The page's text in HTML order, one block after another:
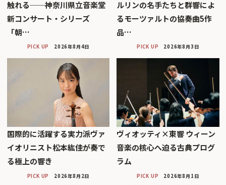
触れる──神奈川県立音楽堂
新コンサート・シリーズ
「朝…
PICK UP 2026年8月4日
ルリンの名手たちと群響によ
るモーツァルトの協奏曲5作
品…
PICK UP 2026年8月3日
国際的に活躍する実力派ヴァ
イオリニスト松本紘佳が奏で
る極上の響き
PICK UP 2026年8月2日
ヴィオッティ×東響 ウィーン
音楽の核心へ迫る古典プログ
ラム
PICK UP 2026年8月1日